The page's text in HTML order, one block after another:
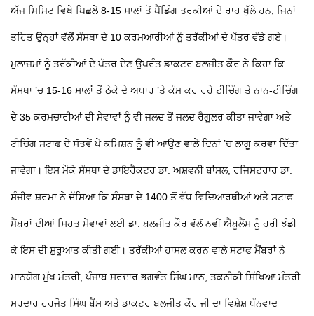
ਅੱਜ ਮਿਮਿਟ ਵਿਖੇ ਪਿਛਲੇ 8-15 ਸਾਲਾਂ ਤੋਂ ਪੈਂਡਿੰਗ ਤਰਕੀਆਂ ਦੇ ਰਾਹ ਖੁੱਲੇ ਹਨ, ਜਿਨਾਂ
ਤਹਿਤ ਉਨ੍ਹਾਂ ਵੱਲੋਂ ਸੰਸਥਾ ਦੇ 10 ਕਰਮਆਰੀਆਂ ਨੂੰ ਤਰੱਕੀਆਂ ਦੇ ਪੱਤਰ ਵੰਡੇ ਗਏ।
ਮੁਲਾਜ਼ਮਾਂ ਨੂੰ ਤਰੱਕੀਆਂ ਦੇ ਪੱਤਰ ਦੇਣ ਉਪਰੰਤ ਡਾਕਟਰ ਬਲਜੀਤ ਕੌਰ ਨੇ ਕਿਹਾ ਕਿ
ਸੰਸਥਾ ’ਚ 15-16 ਸਾਲਾਂ ਤੋਂ ਠੇਕੇ ਦੇ ਅਧਾਰ ’ਤੇ ਕੰਮ ਕਰ ਰਹੇ ਟੀਚਿੰਗ ਤੇ ਨਾਨ-ਟੀਚਿੰਗ
ਦੇ 35 ਕਰਮਚਾਰੀਆਂ ਦੀ ਸੇਵਾਵਾਂ ਨੂੰ ਵੀ ਜਲਦ ਤੋਂ ਜਲਦ ਰੈਗੂਲਰ ਕੀਤਾ ਜਾਵੇਗਾ ਅਤੇ
ਟੀਚਿੰਗ ਸਟਾਫ ਦੇ ਸੱਤਵੇਂ ਪੇ ਕਮਿਸ਼ਨ ਨੂੰ ਵੀ ਆਉਣ ਵਾਲੇ ਦਿਨਾਂ ’ਚ ਲਾਗੂ ਕਰਵਾ ਦਿੱਤਾ
ਜਾਵੇਗਾ। ਇਸ ਮੌਕੇ ਸੰਸਥਾ ਦੇ ਡਾਇਰੈਕਟਰ ਡਾ. ਅਸ਼ਵਨੀ ਬਾਂਸਲ, ਰਜਿਸਟਰਾਰ ਡਾ.
ਸੰਜੀਵ ਸ਼ਰਮਾ ਨੇ ਦੱਸਿਆ ਕਿ ਸੰਸਥਾ ਦੇ 1400 ਤੋਂ ਵੱਧ ਵਿਦਿਆਰਥੀਆਂ ਅਤੇ ਸਟਾਫ
ਮੈਂਬਰਾਂ ਦੀਆਂ ਸਿਹਤ ਸੇਵਾਵਾਂ ਲਈ ਡਾ. ਬਲਜੀਤ ਕੌਰ ਵੱਲੋਂ ਨਵੀਂ ਐਬੂਲੈਂਸ ਨੂੰ ਹਰੀ ਝੰਡੀ
ਕੇ ਇਸ ਦੀ ਸ਼ੁਰੂਆਤ ਕੀਤੀ ਗਈ। ਤਰੱਕੀਆਂ ਹਾਸਲ ਕਰਨ ਵਾਲੇ ਸਟਾਫ ਮੈਂਬਰਾਂ ਨੇ
ਮਾਨਯੋਗ ਮੁੱਖ ਮੰਤਰੀ, ਪੰਜਾਬ ਸਰਦਾਰ ਭਗਵੰਤ ਸਿੰਘ ਮਾਨ, ਤਕਨੀਕੀ ਸਿੱਖਿਆ ਮੰਤਰੀ
ਸਰਦਾਰ ਹਰਜੋਤ ਸਿੰਘ ਬੈਂਸ ਅਤੇ ਡਾਕਟਰ ਬਲਜੀਤ ਕੌਰ ਜੀ ਦਾ ਵਿਸ਼ੇਸ਼ ਧੰਨਵਾਦ